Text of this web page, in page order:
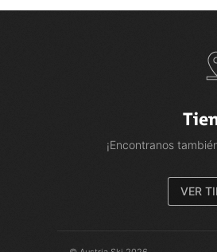
¡Encontranos
VER